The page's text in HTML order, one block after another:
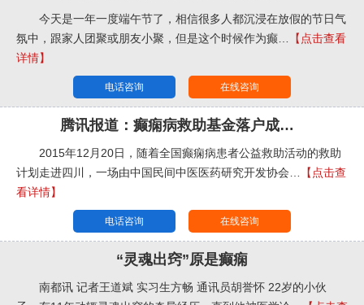
今天是一年一度端午节了，相信很多人都沉浸在放假的节日气
氛中，跟家人团聚或朋友小聚，但是这个时候作为癫…
【点击查看
详情】
电话咨询 在线咨询
腾讯报道：癫痫病救助基金落户成都武
2015年12月20日，随着全国癫痫病患者公益救助活动的救助
计划走进四川，一场由中国民间中医医药研究开发协会…
【点击查
看详情】
电话咨询 在线咨询
“灵魂出窍”原是癫痫
南都讯 记者王道斌 实习生方畅 通讯员胡誉怀 22岁的小伙